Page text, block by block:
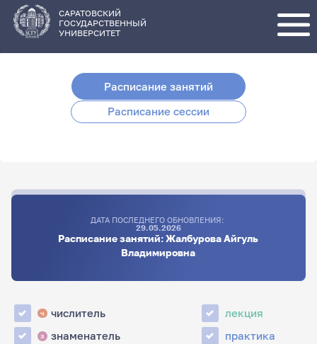
основному
содержанию
САРАТОВСКИЙ
ГОСУДАРСТВЕННЫЙ
УНИВЕРСИТЕТ
Расписание занятий
Расписание сессии
ДАТА ПОСЛЕДНЕГО ОБНОВЛЕНИЯ:
29.05.2026
Расписание занятий: Жалбурова Айгуль
Владимировна
ч числитель
з знаменатель
лекция
практика